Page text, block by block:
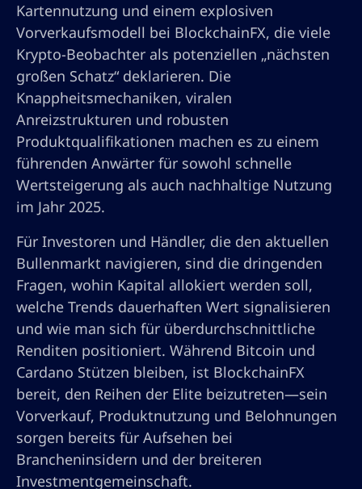
Kartennutzung und einem explosiven
Vorverkaufsmodell bei BlockchainFX, die viele
Krypto-Beobachter als potenziellen „nächsten
großen Schatz“ deklarieren. Die
Knappheitsmechaniken, viralen
Anreizstrukturen und robusten
Produktqualifikationen machen es zu einem
führenden Anwärter für sowohl schnelle
Wertsteigerung als auch nachhaltige Nutzung
im Jahr 2025.
Für Investoren und Händler, die den aktuellen
Bullenmarkt navigieren, sind die dringenden
Fragen, wohin Kapital allokiert werden soll,
welche Trends dauerhaften Wert signalisieren
und wie man sich für überdurchschnittliche
Renditen positioniert. Während Bitcoin und
Cardano Stützen bleiben, ist BlockchainFX
bereit, den Reihen der Elite beizutreten—sein
Vorverkauf, Produktnutzung und Belohnungen
sorgen bereits für Aufsehen bei
Brancheninsidern und der breiteren
Investmentgemeinschaft.